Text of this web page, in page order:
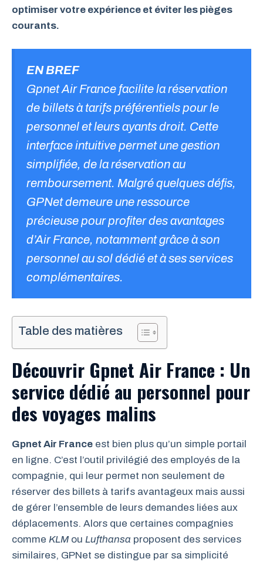
optimiser votre expérience et éviter les pièges
courants.
EN BREF
Gpnet Air France facilite la réservation
de billets à tarifs préférentiels pour le
personnel et leurs ayants droit. Cette
interface intuitive permet une gestion
simplifiée, de la réservation au
remboursement. Malgré quelques défis,
GPNet demeure une ressource
précieuse pour profiter des avantages
d’Air France, notamment grâce à son
personnel au sol dédié et à ses services
complémentaires.
Table des matières
Découvrir Gpnet Air France : Un
service dédié au personnel pour
des voyages malins
Gpnet Air France est bien plus qu’un simple portail
en ligne. C’est l’outil privilégié des employés de la
compagnie, qui leur permet non seulement de
réserver des billets à tarifs avantageux mais aussi
de gérer l’ensemble de leurs demandes liées aux
déplacements. Alors que certaines compagnies
comme KLMou Lufthansa proposent des services
similaires, GPNet se distingue par sa simplicité